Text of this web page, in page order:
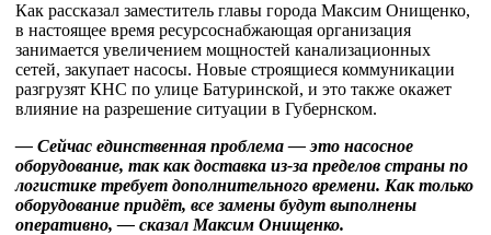
Как рассказал заместитель главы города Максим Онищенко,
в настоящее время ресурсоснабжающая организация
занимается увеличением мощностей канализационных
сетей, закупает насосы. Новые строящиеся коммуникации
разгрузят КНС по улице Батуринской, и это также окажет
влияние на разрешение ситуации в Губернском.
— Сейчас единственная проблема — это насосное
оборудование, так как доставка из-за пределов страны по
логистике требует дополнительного времени. Как только
оборудование придёт, все замены будут выполнены
оперативно, — сказал Максим Онищенко.